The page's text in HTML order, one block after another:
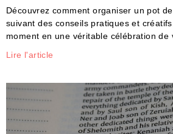
Découvrez comment organiser un pot
suivant des conseils pratiques et
moment en une véritable célébration de
Lire l'article